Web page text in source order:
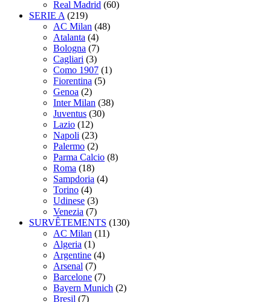
Real Madrid (60)
SERIE A (219)
AC Milan (48)
Atalanta (4)
Bologna (7)
Cagliari (3)
Como 1907 (1)
Fiorentina (5)
Genoa (2)
Inter Milan (38)
Juventus (30)
Lazio (12)
Napoli (23)
Palermo (2)
Parma Calcio (8)
Roma (18)
Sampdoria (4)
Torino (4)
Udinese (3)
Venezia (7)
SURVÊTEMENTS (130)
AC Milan (11)
Algeria (1)
Argentine (4)
Arsenal (7)
Barcelone (7)
Bayern Munich (2)
Bresil (7)